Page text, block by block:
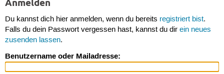
Anmelden
Du kannst dich hier anmelden, wenn du bereits registriert bist.
Falls du dein Passwort vergessen hast, kannst du dir ein neues
zusenden lassen.
Benutzername oder Mailadresse: